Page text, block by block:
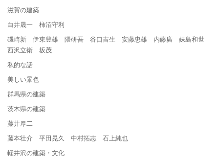
滋賀の建築
白井晟一 柿沼守利
磯崎新 伊東豊雄 隈研吾 谷口吉生 安藤忠雄 内藤廣 妹島和世
西沢立衛 坂茂
私的な話
美しい景色
群馬県の建築
茨木県の建築
藤井厚二
藤本壮介 平田晃久 中村拓志 石上純也
軽井沢の建築・文化